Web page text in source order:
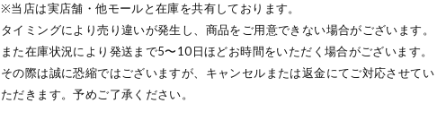
※当店は実店舗・他モールと在庫を共有しております。
タイミングにより売り違いが発生し、商品をご用意できない場合がございます。
また在庫状況により発送まで5〜10日ほどお時間をいただく場合がございます。
その際は誠に恐縮ではございますが、キャンセルまたは返金にてご対応させてい
ただきます。予めご了承ください。